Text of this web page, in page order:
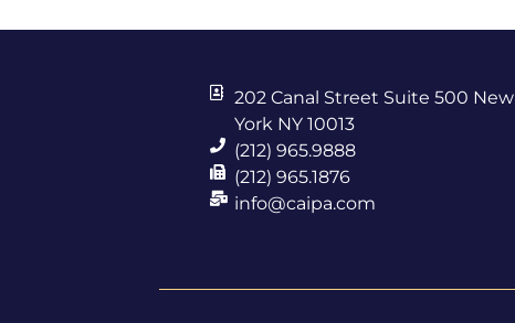
202 Canal Street Suite 500 New
York NY 10013
(212) 965.9888
(212) 965.1876
info@caipa.com